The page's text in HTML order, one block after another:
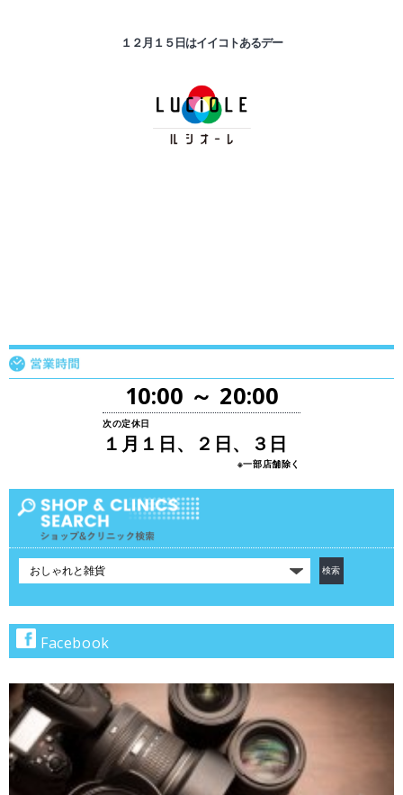
１２月１５日はイイコトあるデー
10:00 ～ 20:00
次の定休日
１月１日、２日、３日
※一部店舗除く
テ
で
検
索
Facebook